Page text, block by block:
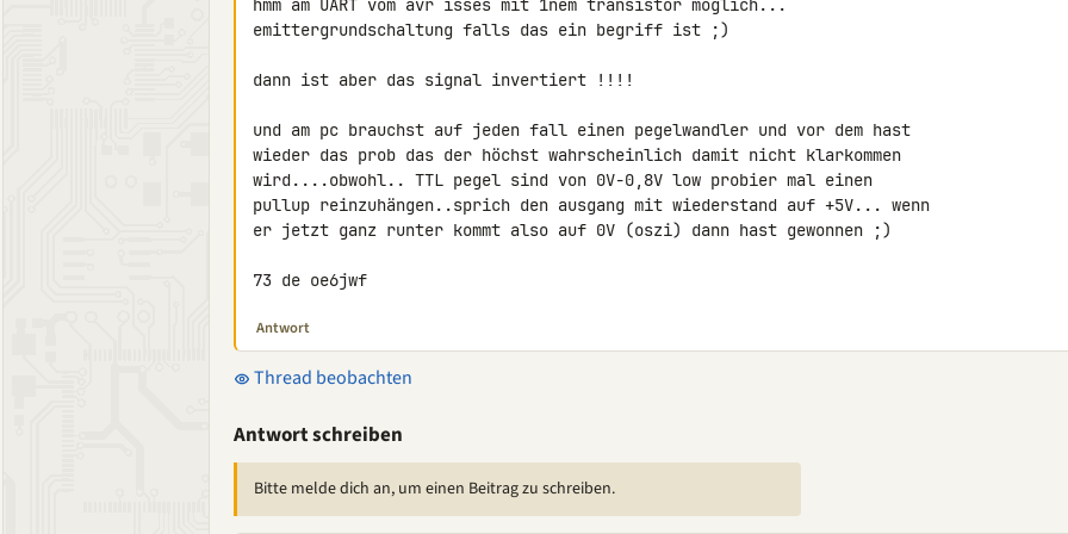
hmm am UART vom avr isses mit 1nem transistor möglich...
emittergrundschaltung falls das ein begriff ist ;)
dann ist aber das signal invertiert !!!!
und am pc brauchst auf jeden fall einen pegelwandler und vor dem hast
wieder das prob das der höchst wahrscheinlich damit nicht klarkommen
wird....obwohl.. TTL pegel sind von 0V-0,8V low probier mal einen
pullup reinzuhängen..sprich den ausgang mit wiederstand auf +5V... wenn
er jetzt ganz runter kommt also auf 0V (oszi) dann hast gewonnen ;)
73 de oe6jwf
Antwort
Thread beobachten
Antwort schreiben
Bitte melde dich an, um einen Beitrag zu schreiben.